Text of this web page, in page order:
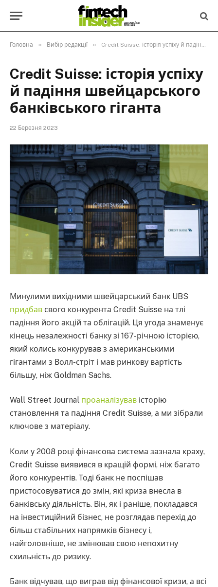
Головна » Вибір редакції » Credit Suisse: історія успіху й падіння швейцарського банківського гіганта
Credit Suisse: історія успіху
й падіння швейцарського
банківського гіганта
22 Березня 2023
Минулими вихідними швейцарський банк UBS
придбав свого конкурента Credit Suisse на тлі
падіння його акцій та облігацій. Ця угода знаменує
кінець незалежності банку зі 167-річною історією,
який колись конкурував з американськими
гігантами з Волл-стріт і мав ринкову вартість
більшу, ніж Goldman Sachs.
Wall Street Journal проаналізував історію
становлення та падіння Credit Suisse, а ми зібрали
ключове з матеріалу.
Коли у 2008 році фінансова система зазнала краху,
Credit Suisse виявився в кращій формі, ніж багато
його конкурентів. Тоді банк не поспішав
пристосовуватися до змін, які криза внесла в
банківську діяльність. Він, як і раніше, покладався
на інвестиційний бізнес, не розглядав перехід до
більш стабільних напрямків бізнесу і,
найголовніше, не змінював свою непохитну
схильність до ризику.
Банк відчував, що виграв від фінансової кризи, а всі